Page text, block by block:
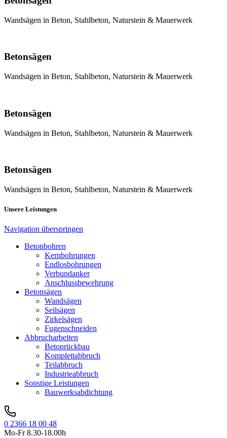
Wandsägen in Beton, Stahlbeton, Naturstein & Mauerwerk
Betonsägen
Wandsägen in Beton, Stahlbeton, Naturstein & Mauerwerk
Betonsägen
Wandsägen in Beton, Stahlbeton, Naturstein & Mauerwerk
Betonsägen
Wandsägen in Beton, Stahlbeton, Naturstein & Mauerwerk
Unsere Leistungen
Navigation überspringen
Betonbohren
Kernbohrungen
Endlosbohrungen
Verbundanker
Anschlussbewehrung
Betonsägen
Wandsägen
Seilsägen
Zirkelsägen
Fugenschneiden
Abbrucharbeiten
Betonrückbau
Komplettabbruch
Teilabbruch
Industrieabbruch
Sonstige Leistungen
Bauwerksabdichtung
0 2366 18 00 48
Mo-Fr 8.30-18.00h